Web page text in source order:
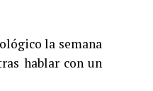
la semana
hablar con un